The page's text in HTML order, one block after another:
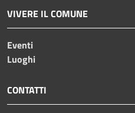
VIVERE IL COMUNE
Eventi
Luoghi
CONTATTI